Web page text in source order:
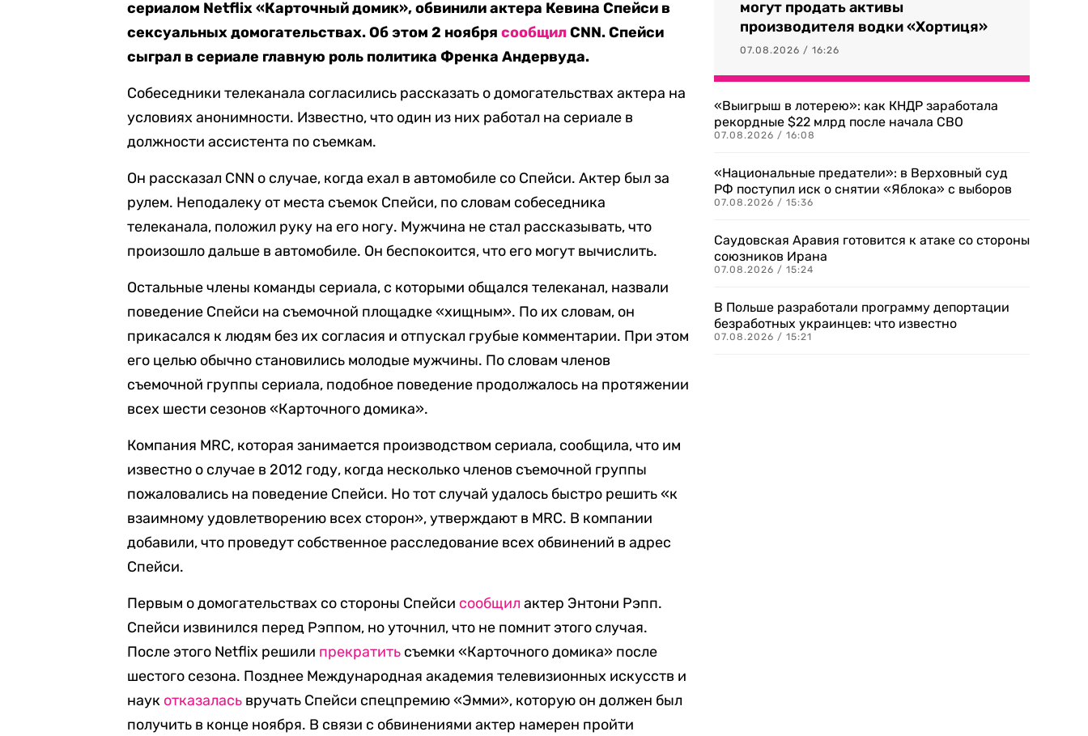
сериалом Netflix «Карточный домик», обвинили актера Кевина Спейси в
сексуальных домогательствах. Об этом 2 ноябрясообщилCNN. Спейси
сыграл в сериале главную роль политика Френка Андервуда.
Собеседники телеканала согласились рассказать о домогательствах актера на
условиях анонимности. Известно, что один из них работал на сериале в
должности ассистента по съемкам.
Он рассказал CNN о случае, когда ехал в автомобиле со Спейси. Актер был за
рулем. Неподалеку от места съемок Спейси, по словам собеседника
телеканала, положил руку на его ногу. Мужчина не стал рассказывать, что
произошло дальше в автомобиле. Он беспокоится, что его могут вычислить.
Остальные члены команды сериала, с которыми общался телеканал, назвали
поведение Спейси на съемочной площадке «хищным». По их словам, он
прикасался к людям без их согласия и отпускал грубые комментарии. При этом
его целью обычно становились молодые мужчины. По словам членов
съемочной группы сериала, подобное поведение продолжалось на протяжении
всех шести сезонов «Карточного домика».
Компания MRC, которая занимается производством сериала, сообщила, что им
известно о случае в 2012 году, когда несколько членов съемочной группы
пожаловались на поведение Спейси. Но тот случай удалось быстро решить «к
взаимному удовлетворению всех сторон», утверждают в MRC. В компании
добавили, что проведут собственное расследование всех обвинений в адрес
Спейси.
Первым о домогательствах со стороны Спейси сообщил актер Энтони Рэпп.
Спейси извинился перед Рэппом, но уточнил, что не помнит этого случая.
После этого Netflix решили прекратить съемки «Карточного домика» после
шестого сезона. Позднее Международная академия телевизионных искусств и
наук отказалась вручать Спейси спецпремию «Эмми», которую он должен был
получить в конце ноября. В связи с обвинениями актер намерен пройти
могут продать активы
производителя водки «Хортиця»
07.08.2026 / 16:26
«Выигрыш в лотерею»: как КНДР заработала
рекордные $22 млрд после начала СВО
07.08.2026 / 16:08
«Национальные предатели»: в Верховный суд
РФ поступил иск о снятии «Яблока» с выборов
07.08.2026 / 15:36
Саудовская Аравия готовится к атаке со стороны
союзников Ирана
07.08.2026 / 15:24
В Польше разработали программу депортации
безработных украинцев: что известно
07.08.2026 / 15:21